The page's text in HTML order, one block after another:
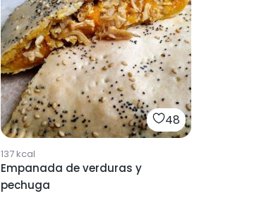
48
137kcal
Empanada de verduras y
pechuga